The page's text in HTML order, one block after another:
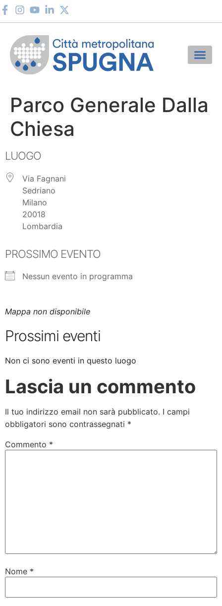
Parco Generale Dalla
Chiesa
LUOGO
Via Fagnani
Sedriano
Milano
20018
Lombardia
PROSSIMO EVENTO
Nessun evento in programma
Mappa non disponibile
Prossimi eventi
Non ci sono eventi in questo luogo
Lascia un commento
Il tuo indirizzo email non sarà pubblicato. I campi
obbligatori sono contrassegnati *
Commento *
Nome *